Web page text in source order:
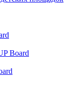
Board